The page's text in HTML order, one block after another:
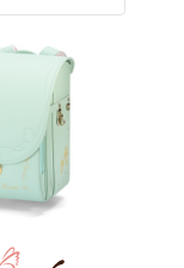
お子さまに一番
セルの選び方
セルの